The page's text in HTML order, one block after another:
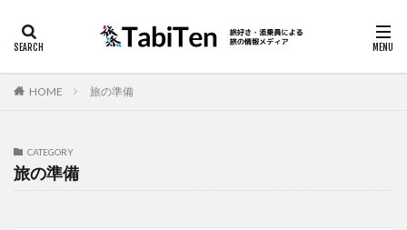
HOME 旅の準備
CATEGORY
旅の準備
アイテム スリ